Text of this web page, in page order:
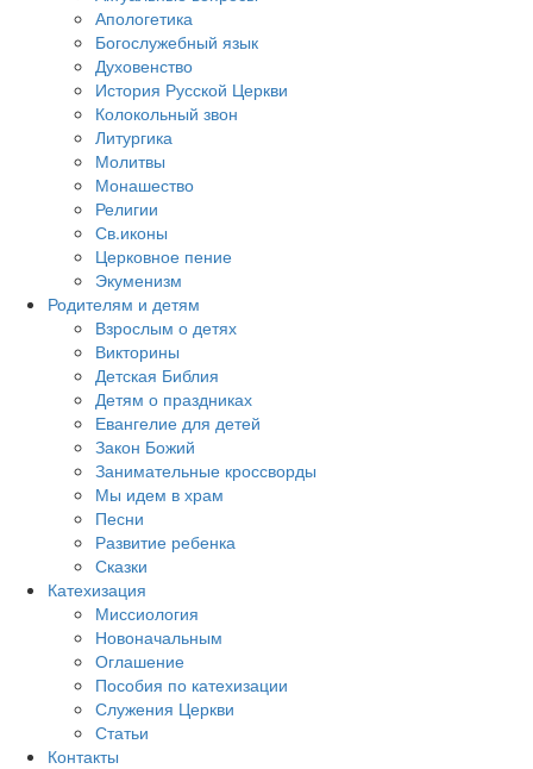
Апологетика
Богослужебный язык
Духовенство
История Русской Церкви
Колокольный звон
Литургика
Молитвы
Монашество
Религии
Св.иконы
Церковное пение
Экуменизм
Родителям и детям
Взрослым о детях
Викторины
Детская Библия
Детям о праздниках
Евангелие для детей
Закон Божий
Занимательные кроссворды
Мы идем в храм
Песни
Развитие ребенка
Сказки
Катехизация
Миссиология
Новоначальным
Оглашение
Пособия по катехизации
Служения Церкви
Статьи
Контакты